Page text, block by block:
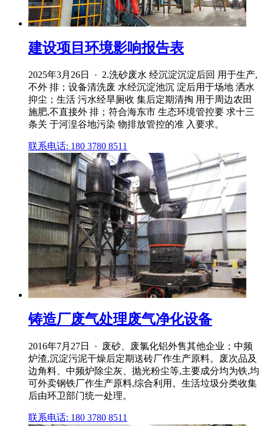
建设项目环境影响报告表
2025年3月26日 · 2.洗砂废水 经沉淀沉淀后回 用于生产,
不外 排；设备清洗废 水经沉淀池沉 淀后用于场地 洒水
抑尘；生活 污水经旱厕收 集后定期清掏 用于周边农田
施肥,不直接外 排；符合海东市 生态环境管控要 求十三
条关 于河湟谷地污染 物排放管控的准 入要求。
联系电话: 180 3780 8511
铸造厂废气处理废气净化设备
2016年7月27日 · 废砂、废氯化铝外售其他企业；中频
炉渣,沉淀污泥干燥后定期送砖厂作生产原料。废次品及
边角料、中频炉除尘灰、抛光粉尘等,主要成分均为铁,均
可外卖钢铁厂作生产原料,综合利用。生活垃圾分类收集
后由环卫部门统一处理。
联系电话: 180 3780 8511